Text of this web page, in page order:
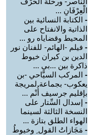
الْعِرْفَانِ ...
- الكتابة النسائية بين
الذاتية والانفتاح على
المحيط وقضاياه رو ...
- فيلم -الهائم- للفنان نور
الدين بن كيران خيوط
ذاكرة بين ...بي ...
- المركب السيَّاحي -بن
يعكوب- بجماعة لمريجة
بإقليم جرسيف أُنْم ...
- إسدال السِّتار على
النسخة الثالثة لسينما
الهواء الطلق بتازة ...
- مَجَازاتُ القول ِ وخيوطُ